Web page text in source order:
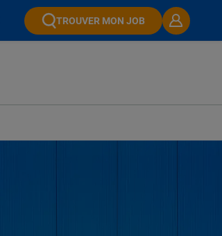
TROUVER MON JOB